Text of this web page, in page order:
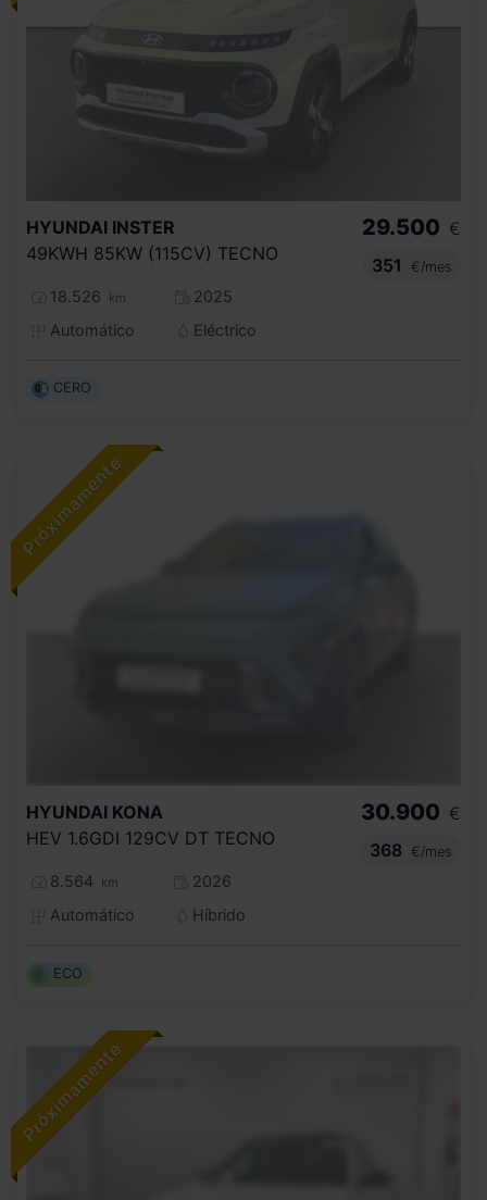
HYUNDAI INSTER
49KWH 85KW (115CV) TECNO
18.526 km
2025
Automático
Eléctrico
29.500 €
351
€/mes
CERO
HYUNDAI KONA
HEV 1.6GDI 129CV DT TECNO
8.564 km
2026
Automático
Híbrido
30.900 €
368
€/mes
ECO